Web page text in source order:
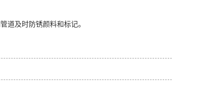
道及时防锈颜料和标记。